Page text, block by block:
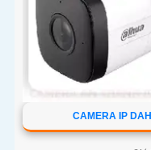
CAMERA IP